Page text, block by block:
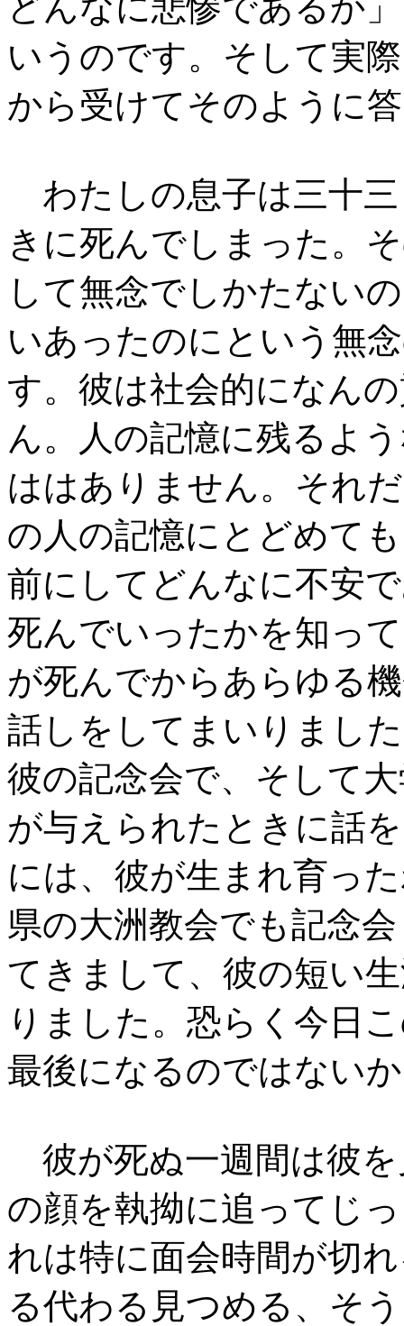
いうのです。そして実
から受けてそのように
わたしの息子は三十
きに死んでしまった。
して無念でしかたない
いあったのにという無
す。彼は社会的になん
ん。人の記憶に残るよ
ははありません。それ
の人の記憶にとどめて
前にしてどんなに不安
死んでいったかを知っ
が死んでからあらゆる
話しをしてまいりまし
彼の記念会で、そして
が与えられたときに話
には、彼が生まれ育っ
県の大洲教会でも記念
てきまして、彼の短い
りました。恐らく今日
最後になるのではない
彼が死ぬ一週間は彼
の顔を執拗に追ってじ
れは特に面会時間が切
る代わる見つめる、そ